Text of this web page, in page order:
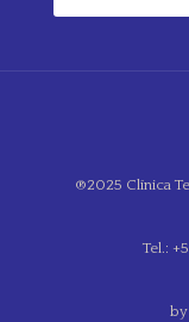
®2025 Clínica
Tel.:
by